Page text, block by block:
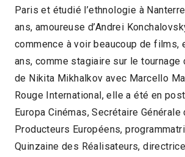
Paris et étudié l’ethnologie à
ans, amoureuse d’Andrei
commence à voir beaucoup de films,
ans, comme stagiaire sur le tournage
de Nikita Mikhalkov avec Marcello
Rouge International, elle a été en
Europa Cinémas, Secrétaire Générale
Producteurs Européens,
Quinzaine des Réalisateurs,